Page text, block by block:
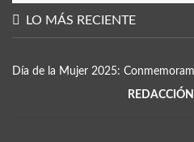
LO MÁS RECIENTE
Día de la Mujer 2025: